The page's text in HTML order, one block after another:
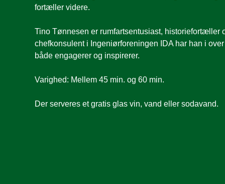
fortæller videre.
Tino Tønnesen er rumfartsentusiast, historiefortæller
chefkonsulent i Ingeniørforeningen IDA har han i
både engagerer og inspirerer.
Varighed: Mellem 45 min. og 60 min.
Der serveres et gratis glas vin, vand eller sodavand.